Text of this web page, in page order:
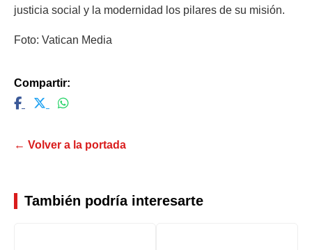
justicia social y la modernidad los pilares de su misión.
Foto: Vatican Media
Compartir:
← Volver a la portada
También podría interesarte